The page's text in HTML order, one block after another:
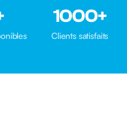
1000+
Clients satisfaits